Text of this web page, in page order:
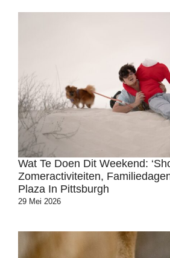
Wat Te Doen Dit Weekend:
Zomeractiviteiten,
Plaza In Pittsburgh
29 Mei 2026